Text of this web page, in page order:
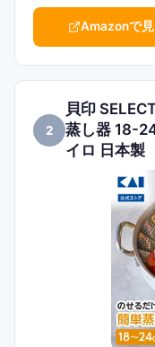
Amazonで
2
貝印
蒸し器 18-
イロ 日本製